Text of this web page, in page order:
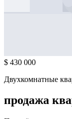
$ 430 000
Двухкомнатные
продажа